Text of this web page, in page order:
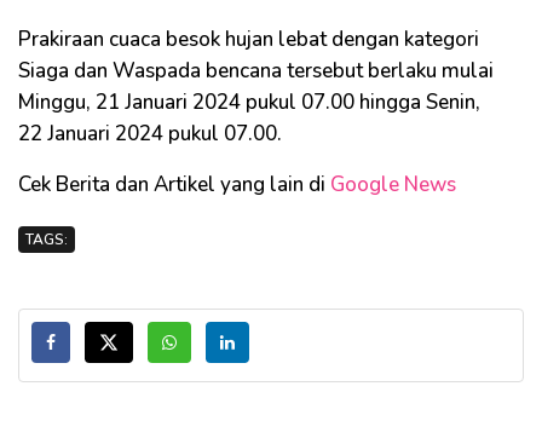
Prakiraan cuaca besok hujan lebat dengan kategori
Siaga dan Waspada bencana tersebut berlaku mulai
Minggu, 21 Januari 2024 pukul 07.00 hingga Senin,
22 Januari 2024 pukul 07.00.
Cek Berita dan Artikel yang lain di Google News
TAGS: